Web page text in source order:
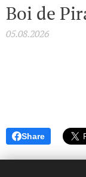
Boi de
05.08.2026
Share